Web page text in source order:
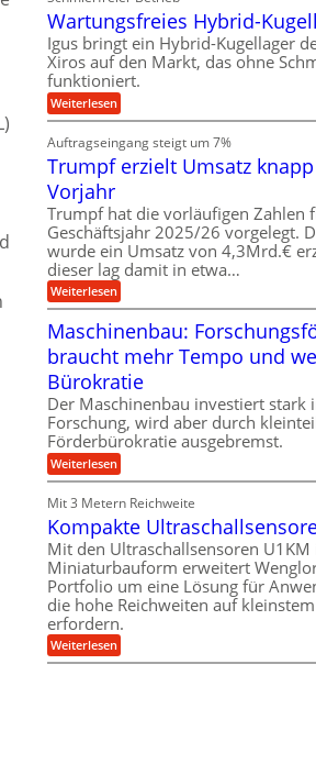
g
e
n
M
a
s
c
h
i
n
e
b
u
k
r
e
s
l
a
f
g
e
l
s
c
h
i
e
n
e
r
u
n
g
e
n
B
S
C
L
w
e
i
t
e
r
e
n
w
i
c
k
e
l
t
Wartungsfreies Hybrid-
Igus bringt ein Hybrid-Kugellager
Xiros auf den Markt, das ohne
funktioniert.
Weiterlesen:
W
r
u
g
s
f
r
e
i
e
H
b
r
i
d
-
K
u
g
e
l
a
g
e
r
Auftragseingang steigt um 7%
Trumpf erzielt Umsatz
Vorjahr
Trumpf hat die vorläufigen Zahlen
Geschäftsjahr 2025/26 vorgelegt.
wurde ein Umsatz von 4,3Mrd.€
dieser lag damit in etwa…
Weiterlesen:
T
u
m
p
f
e
r
z
i
e
l
U
m
s
a
t
z
k
n
a
p
p
Maschinenbau:
braucht mehr Tempo und
Bürokratie
Der Maschinenbau investiert stark
Forschung, wird aber durch
Förderbürokratie ausgebremst.
Weiterlesen:
M
s
c
h
i
n
e
n
b
a
u
:
Mit 3 Metern Reichweite
Kompakte
Mit den Ultraschallsensoren U1KM
Miniaturbauform erweitert
Portfolio um eine Lösung für
die hohe Reichweiten auf
erfordern.
Weiterlesen:
K